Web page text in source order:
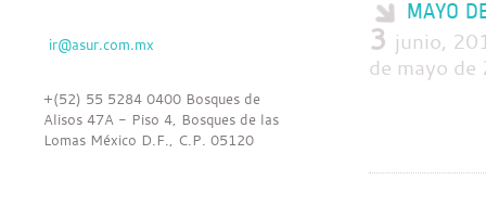
MAYO
3 junio,
de mayo
+(52) 55 5284 0400 Bosques de
Alisos 47A - Piso 4, Bosques de las
Lomas México D.F., C.P. 05120